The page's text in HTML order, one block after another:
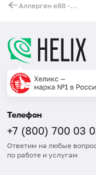
Аллерген e88 - мышь, IgE
Телефон
+7 (800) 700 03
Ответим на любые
по работе и услугам